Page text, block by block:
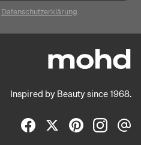
Datenschutzerklärung.
Inspired by Beauty since 1968.